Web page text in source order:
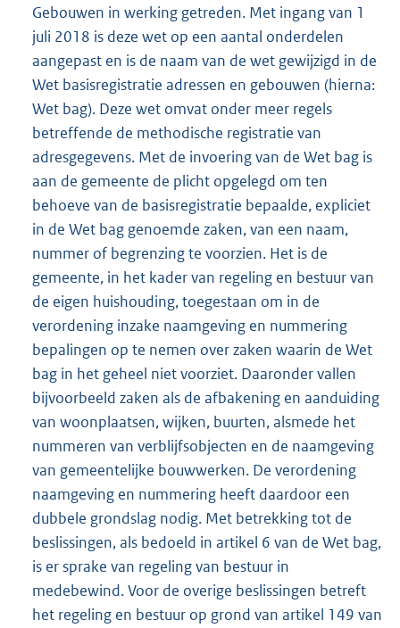
Gebouwen in werking getreden. Met ingang van 1
juli 2018 is deze wet op een aantal onderdelen
aangepast en is de naam van de wet gewijzigd in de
Wet basisregistratie adressen en gebouwen (hierna:
Wet bag). Deze wet omvat onder meer regels
betreffende de methodische registratie van
adresgegevens. Met de invoering van de Wet bag is
aan de gemeente de plicht opgelegd om ten
behoeve van de basisregistratie bepaalde, expliciet
in de Wet bag genoemde zaken, van een naam,
nummer of begrenzing te voorzien. Het is de
gemeente, in het kader van regeling en bestuur van
de eigen huishouding, toegestaan om in de
verordening inzake naamgeving en nummering
bepalingen op te nemen over zaken waarin de Wet
bag in het geheel niet voorziet. Daaronder vallen
bijvoorbeeld zaken als de afbakening en aanduiding
van woonplaatsen, wijken, buurten, alsmede het
nummeren van verblijfsobjecten en de naamgeving
van gemeentelijke bouwwerken. De verordening
naamgeving en nummering heeft daardoor een
dubbele grondslag nodig. Met betrekking tot de
beslissingen, als bedoeld in artikel 6 van de Wet bag,
is er sprake van regeling van bestuur in
medebewind. Voor de overige beslissingen betreft
het regeling en bestuur op grond van artikel 149 van